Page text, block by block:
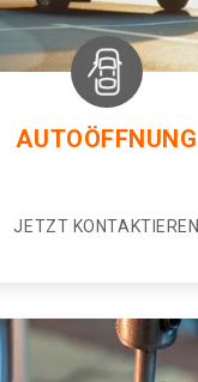
AUTOÖFFNUNG
JETZT KONTAKTIEREN